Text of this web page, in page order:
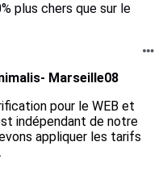
plus chers que sur le
Marseille08
pour le WEB et
indépendant de notre
appliquer les tarifs